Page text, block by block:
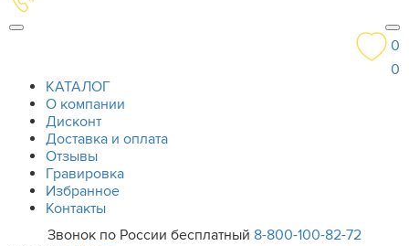
0
0
КАТАЛОГ
О компании
Дисконт
Доставка и оплата
Отзывы
Гравировка
Избранное
Контакты
Звонок по России бесплатный 8-800-100-82-72